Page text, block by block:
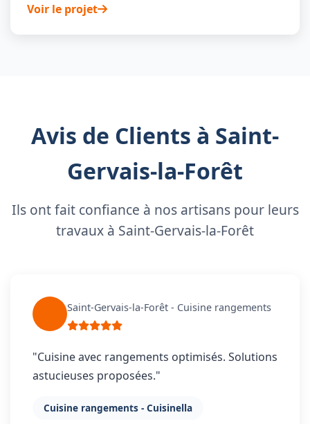
Voir le projet
Avis de Clients à Saint-
Gervais-la-Forêt
Ils ont fait confiance à nos artisans pour leurs
travaux à Saint-Gervais-la-Forêt
Saint-Gervais-la-Forêt - Cuisine rangements
"Cuisine avec rangements optimisés. Solutions
astucieuses proposées."
Cuisine rangements - Cuisinella